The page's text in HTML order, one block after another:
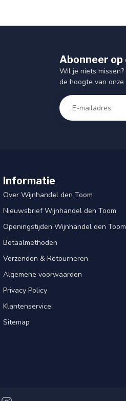
Abonneer
Wil je niets
de hoogte van
Informatie
Over Wijnhandel den Toom
Nieuwsbrief Wijnhandel den Toom
Openingstijden Wijnhandel den Toom
Betaalmethoden
Verzenden & Retourneren
Algemene voorwaarden
Privacy Policy
Klantenservice
Sitemap